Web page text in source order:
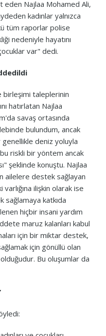
eden Najlaa Mohamed Ali,
kadınlar yalnızca
tüm raporlar polise
nedeniyle hayatını
var" dedi.
birleşimi taleplerinin
hatırlatan Najlaa
savaş ortasında
bulundum, ancak
deniz yoluyla
riskli bir yöntem ancak
şeklinde konuştu. Najlaa
ailelere destek sağlayan
varlığına ilişkin olarak ise
sağlamaya katkıda
hiçbir insani yardım
maruz kalanları kabul
için bir miktar destek,
için gönüllü olan
Bu oluşumlar da